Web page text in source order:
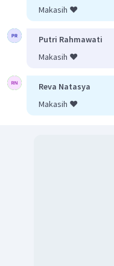
Makasih ❤️
Putri Rahmawati
Makasih ❤️
Reva Natasya
Makasih ❤️